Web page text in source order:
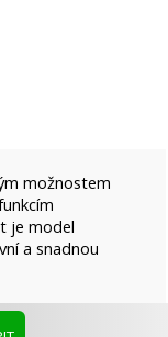
možnostem
je model
a snadnou